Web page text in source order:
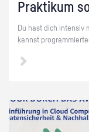
Prak­ti­kum
Du hast dich in­ten­siv
kannst